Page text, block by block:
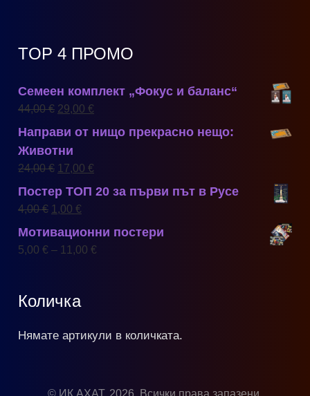
TOP 4 ПРОМО
Семеен комплект „Фокус и баланс“
44,00€ 29,00 €
Направи от нищо прекрасно нещо:
Животни
24,00€ 17,00 €
Постер ТОП 20 за първи път в Русе
4,00€ 1,00 €
Мотивационни постери
5,00 € – 11,00 €
Количка
Нямате артикули в количката.